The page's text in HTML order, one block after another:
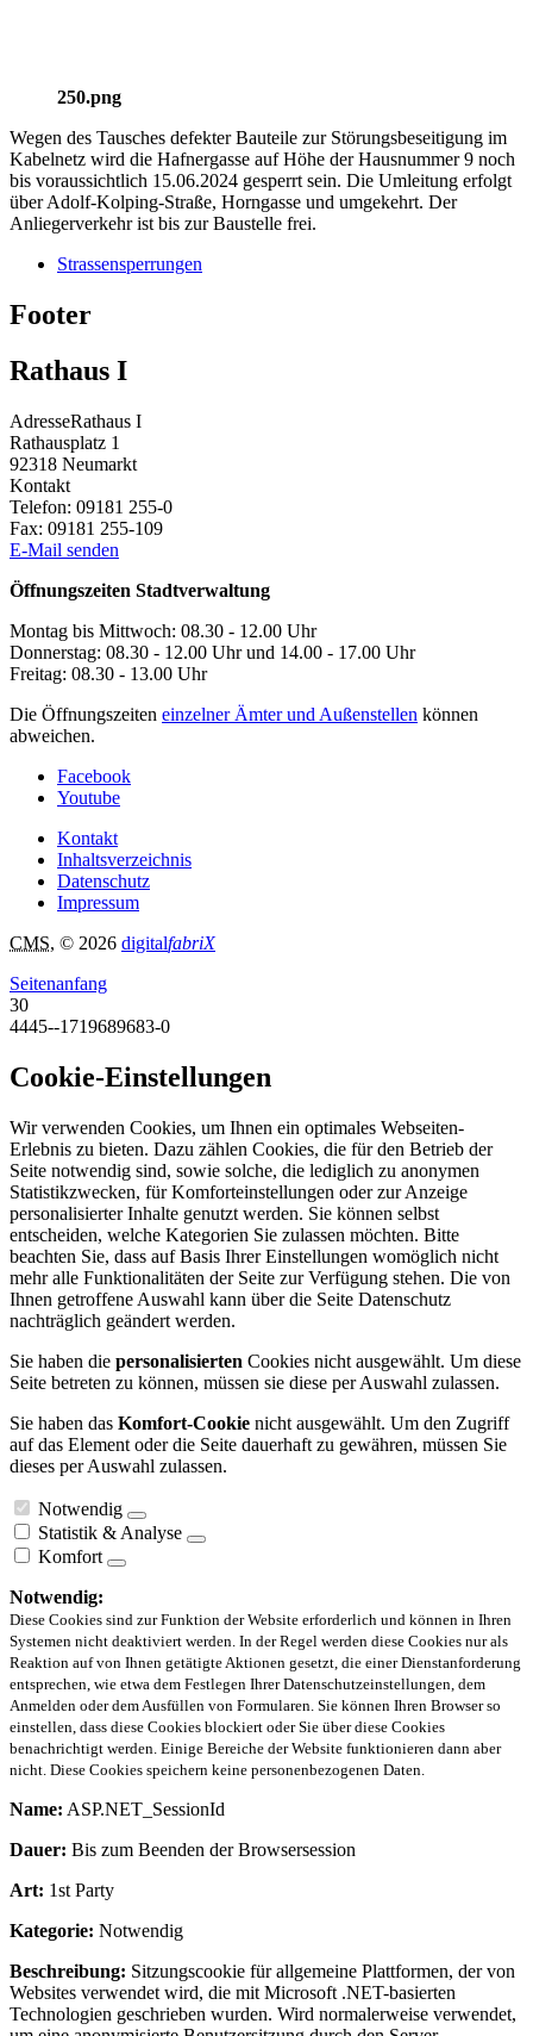
250.png
Wegen des Tausches defekter Bauteile zur Störungsbeseitigung im
Kabelnetz wird die Hafnergasse auf Höhe der Hausnummer 9 noch
bis voraussichtlich 15.06.2024 gesperrt sein. Die Umleitung erfolgt
über Adolf-Kolping-Straße, Horngasse und umgekehrt. Der
Anliegerverkehr ist bis zur Baustelle frei.
Strassensperrungen
Footer
Rathaus I
AdresseRathaus I
Rathausplatz 1
92318 Neumarkt
Kontakt
Telefon: 09181 255-0
Fax: 09181 255-109
E-Mail senden
Öffnungszeiten Stadtverwaltung
Montag bis Mittwoch: 08.30 - 12.00 Uhr
Donnerstag: 08.30 - 12.00 Uhr und 14.00 - 17.00 Uhr
Freitag: 08.30 - 13.00 Uhr
Die Öffnungszeiten einzelner Ämter und Außenstellen können
abweichen.
Facebook
Youtube
Kontakt
Inhaltsverzeichnis
Datenschutz
Impressum
CMS, © 2026 digitalfabriX
Seitenanfang
30
4445--1719689683-0
Cookie-Einstellungen
Wir verwenden Cookies, um Ihnen ein optimales Webseiten-
Erlebnis zu bieten. Dazu zählen Cookies, die für den Betrieb der
Seite notwendig sind, sowie solche, die lediglich zu anonymen
Statistikzwecken, für Komforteinstellungen oder zur Anzeige
personalisierter Inhalte genutzt werden. Sie können selbst
entscheiden, welche Kategorien Sie zulassen möchten. Bitte
beachten Sie, dass auf Basis Ihrer Einstellungen womöglich nicht
mehr alle Funktionalitäten der Seite zur Verfügung stehen. Die von
Ihnen getroffene Auswahl kann über die Seite Datenschutz
nachträglich geändert werden.
Sie haben die personalisierten Cookies nicht ausgewählt. Um diese
Seite betreten zu können, müssen sie diese per Auswahl zulassen.
Sie haben das Komfort-Cookie nicht ausgewählt. Um den Zugriff
auf das Element oder die Seite dauerhaft zu gewähren, müssen Sie
dieses per Auswahl zulassen.
Notwendig
Statistik & Analyse
Komfort
Notwendig:
Diese Cookies sind zur Funktion der Website erforderlich und können in Ihren
Systemen nicht deaktiviert werden. In der Regel werden diese Cookies nur als
Reaktion auf von Ihnen getätigte Aktionen gesetzt, die einer Dienstanforderung
entsprechen, wie etwa dem Festlegen Ihrer Datenschutzeinstellungen, dem
Anmelden oder dem Ausfüllen von Formularen. Sie können Ihren Browser so
einstellen, dass diese Cookies blockiert oder Sie über diese Cookies
benachrichtigt werden. Einige Bereiche der Website funktionieren dann aber
nicht. Diese Cookies speichern keine personenbezogenen Daten.
Name: ASP.NET_SessionId
Dauer: Bis zum Beenden der Browsersession
Art: 1st Party
Kategorie: Notwendig
Beschreibung: Sitzungscookie für allgemeine Plattformen, der von
Websites verwendet wird, die mit Microsoft .NET-basierten
Technologien geschrieben wurden. Wird normalerweise verwendet,